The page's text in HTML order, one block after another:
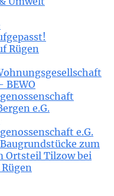
Rügen
BEWO
e.G.
e.G.
zum
Ortsteil Tilzow bei